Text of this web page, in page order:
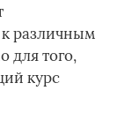
различным
для того,
курс